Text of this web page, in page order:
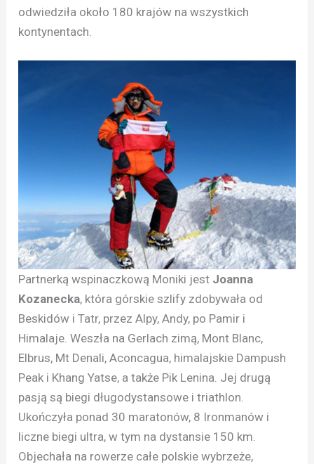
odwiedziła około 180 krajów na wszystkich
kontynentach.
Partnerką wspinaczkową Moniki jest Joanna
Kozanecka, która górskie szlify zdobywała od
Beskidów i Tatr, przez Alpy, Andy, po Pamir i
Himalaje. Weszła na Gerlach zimą, Mont Blanc,
Elbrus, Mt Denali, Aconcagua, himalajskie Dampush
Peak i Khang Yatse, a także Pik Lenina. Jej drugą
pasją są biegi długodystansowe i triathlon.
Ukończyła ponad 30 maratonów, 8 Ironmanów i
liczne biegi ultra, w tym na dystansie 150 km.
Objechała na rowerze całe polskie wybrzeże,